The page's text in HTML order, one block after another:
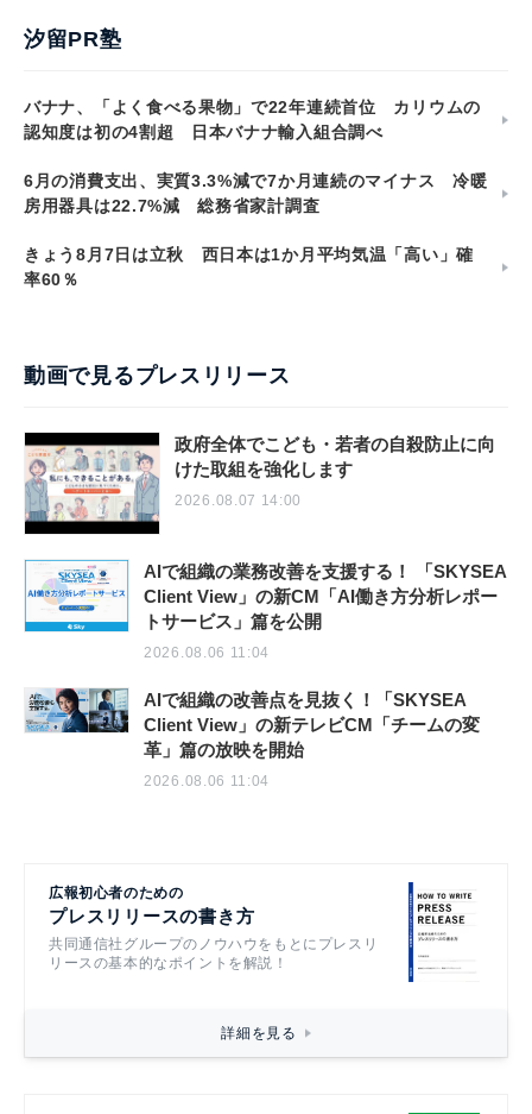
汐留PR塾
バナナ、「よく食べる果物」で22年連続首位 カリウムの
認知度は初の4割超 日本バナナ輸入組合調べ
6月の消費支出、実質3.3%減で7か月連続のマイナス 冷暖
房用器具は22.7%減 総務省家計調査
きょう8月7日は立秋 西日本は1か月平均気温「高い」確
率60％
動画で見るプレスリリース
政府全体でこども・若者の自殺防止に向
けた取組を強化します
2026.08.07 14:00
AIで組織の業務改善を支援する！ 「SKYSEA
Client View」の新CM「AI働き方分析レポー
トサービス」篇を公開
2026.08.06 11:04
AIで組織の改善点を見抜く！「SKYSEA
Client View」の新テレビCM「チームの変
革」篇の放映を開始
2026.08.06 11:04
広報初心者のための
プレスリリースの書き方
共同通信社グループのノウハウをもとにプレスリ
リースの基本的なポイントを解説！
詳細を見る